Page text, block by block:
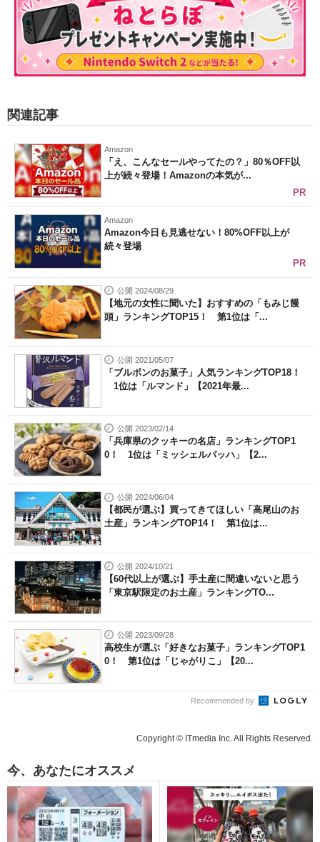
関連記事
Amazon
「え、こんなセールやってたの？」80％OFF以
上が続々登場！Amazonの本気が...
PR
Amazon
Amazon今日も見逃せない！80%OFF以上が
続々登場
PR
公開 2024/08/29
【地元の女性に聞いた】おすすめの「もみじ饅
頭」ランキングTOP15！ 第1位は「...
公開 2021/05/07
「ブルボンのお菓子」人気ランキングTOP18！
1位は「ルマンド」【2021年最...
公開 2023/02/14
「兵庫県のクッキーの名店」ランキングTOP1
0！ 1位は「ミッシェルバッハ」【2...
公開 2024/06/04
【都民が選ぶ】買ってきてほしい「高尾山のお
土産」ランキングTOP14！ 第1位は...
公開 2024/10/21
【60代以上が選ぶ】手土産に間違いないと思う
「東京駅限定のお土産」ランキングTO...
公開 2023/09/28
高校生が選ぶ「好きなお菓子」ランキングTOP1
0！ 第1位は「じゃがりこ」【20...
Recommended by
Copyright © ITmedia Inc. All Rights Reserved.
今、あなたにオススメ